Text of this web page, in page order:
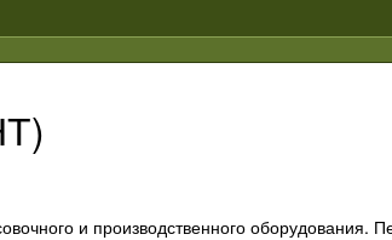
и производственного оборудования.